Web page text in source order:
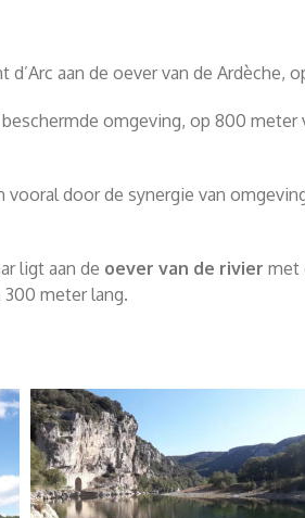
aan de oever van de Ardèche,
omgeving, op 800 meter
vooral door de synergie van
ligt aan de oever van de rivier met
300 meter lang.